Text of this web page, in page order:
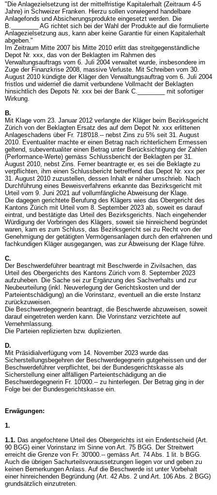
"Die Anlagezielsetzung ist der mittelfristige Kapitalerhalt (Zeitraum 4-5
Jahre) in Schweizer Franken. Hierzu sollen vorwiegend handelbare
Anlagefonds und Absicherungsprodukte eingesetzt werden. Die
B.________ AG richtet sich bei der Wahl der Produkte auf die formulierte
Anlagezielsetzung aus, kann aber keine Garantie für einen Kapitalerhalt
abgeben."
Im Zeitraum Mitte 2007 bis Mitte 2010 erlitt das streitgegenständliche
Depot Nr. xxx, das von der Beklagten im Rahmen des
Verwaltungsauftrags vom 6. Juli 2004 verwaltet wurde, insbesondere im
Zuge der Finanzkrise 2008, massive Verluste. Mit Schreiben vom 30.
August 2010 kündigte der Kläger den Verwaltungsauftrag vom 6. Juli 2004
fristlos und widerrief die damit verbundene Vollmacht der Beklagten
hinsichtlich des Depots Nr. xxx bei der Bank C.________ mit sofortiger
Wirkung.
B.
Mit Klage vom 23. Januar 2012 verlangte der Kläger beim Bezirksgericht
Zürich von der Beklagten Ersatz des auf dem Depot Nr. xxx erlittenen
Anlageschadens über Fr. 718'018.-- nebst Zins zu 5% seit 31. August
2010. Eventualiter machte er einen Betrag nach richterlichem Ermessen
geltend, subeventualiter einen Betrag unter Berücksichtigung der Zahlen
(Performance-Werte) gemäss Schlussbericht der Beklagten per 31.
August 2010, nebst Zins. Ferner beantragte er, es sei die Beklagte zu
verpflichten, ihm einen Schlussbericht betreffend das Depot Nr. xxx per
31. August 2010 zuzustellen, dessen Inhalt er näher umschrieb. Nach
Durchführung eines Beweisverfahrens erkannte das Bezirksgericht mit
Urteil vom 9. Juni 2021 auf vollumfängliche Abweisung der Klage.
Die dagegen gerichtete Berufung des Klägers wies das Obergericht des
Kantons Zürich mit Urteil vom 8. September 2023 ab, soweit es darauf
eintrat, und bestätigte das Urteil des Bezirksgerichts. Nach eingehender
Würdigung der Vorbringen des Klägers, soweit sie hinreichend begründet
waren, kam es zum Schluss, das Bezirksgericht sei zu Recht von der
Genehmigung der getätigten Vermögensanlagen durch den erfahrenen und
fachkundigen Kläger ausgegangen, was zur Abweisung der Klage führe.
C.
Der Beschwerdeführer beantragt mit Beschwerde in Zivilsachen, das
Urteil des Obergerichts des Kantons Zürich vom 8. September 2023
aufzuheben. Die Sache sei zur Ergänzung des Sachverhalts und zur
Neubeurteilung (inkl. Neuverlegung der Gerichtskosten und der
Parteientschädigung) an die Vorinstanz, eventuell an die erste Instanz
zurückzuweisen.
Die Beschwerdegegnerin beantragt, die Beschwerde abzuweisen, soweit
darauf eingetreten werden kann. Die Vorinstanz verzichtete auf
Vernehmlassung.
Die Parteien replizierten bzw. duplizierten.
D.
Mit Präsidialverfügung vom 14. November 2023 wurde das
Sicherstellungsbegehren der Beschwerdegegnerin gutgeheissen und der
Beschwerdeführer verpflichtet, bei der Bundesgerichtskasse als
Sicherstellung einer allfälligen Parteientschädigung an die
Beschwerdegegnerin Fr. 10'000.-- zu hinterlegen. Der Betrag ging in der
Folge bei der Bundesgerichtskasse ein.
Erwägungen:
1.
1.1. Das angefochtene Urteil des Obergerichts ist ein Endentscheid (Art.
90 BGG) einer Vorinstanz im Sinne von Art. 75 BGG. Der Streitwert
erreicht die Grenze von Fr. 30'000.-- gemäss Art. 74 Abs. 1 lit. b BGG.
Auch die übrigen Sachurteilsvoraussetzungen liegen vor und geben zu
keinen Bemerkungen Anlass. Auf die Beschwerde ist unter Vorbehalt
einer hinreichenden Begründung (Art. 42 Abs. 2 und Art. 106 Abs. 2 BGG)
grundsätzlich einzutreten.